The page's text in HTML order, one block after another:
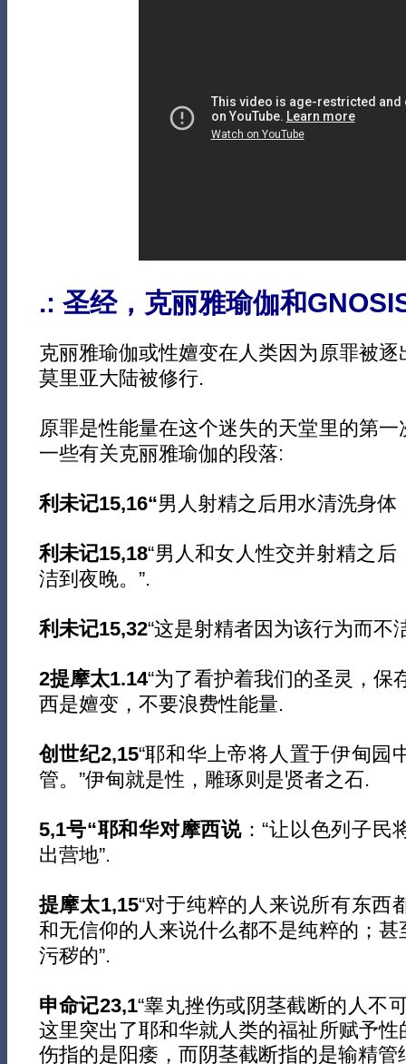
.: 圣经，克丽雅瑜伽和
克丽雅瑜伽或性嬗变在人类因为原罪被
莫里亚大陆被修行.
原罪是性能量在这个迷失的天堂里的第
一些有关克丽雅瑜伽的段落:
利未记15,16“男人射精之后用水清洗身体
利未记15,18“男人和女人性交并射精之
洁到夜晚。”.
利未记15,32“这是射精者因为该行为而不
2提摩太1.14“为了看护着我们的圣灵，保
西是嬗变，不要浪费性能量.
创世纪2,15“耶和华上帝将人置于伊甸园
管。”伊甸就是性，雕琢则是贤者之石.
5,1号“耶和华对摩西说：“让以色列子民
出营地”.
提摩太1,15“对于纯粹的人来说所有东西
和无信仰的人来说什么都不是纯粹的；
污秽的”.
申命记23,1“睾丸挫伤或阴茎截断的人不
这里突出了耶和华就人类的福祉所赋予
伤指的是阳痿，而阴茎截断指的是输精管